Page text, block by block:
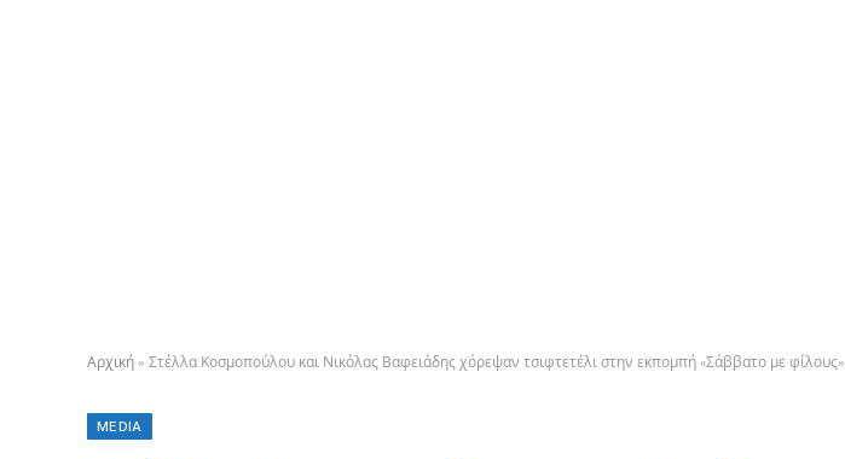
Αρχική » Στέλλα Κοσμοπούλου και Νικόλας Βαφειάδης χόρεψαν τσιφτετέλι στην εκπομπή «Σάββατο με φίλους»
MEDIA